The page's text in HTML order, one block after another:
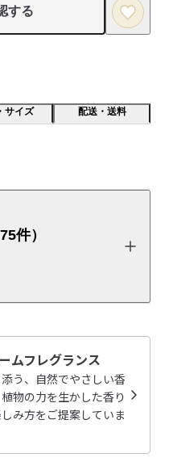
する
サイズ 配送・送料
に仕上げました。合成
_/_弱酸性_/_パラベン
ないわけではありませ
ので家事や仕事の合間にも
いときにおすすめ
件）
までベタつかないのがい
ムフレグランス
う、自然でやさしい香
物の力を生かした香り
み方をご提案していま